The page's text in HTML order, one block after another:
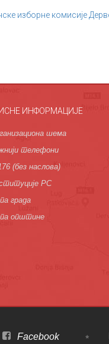
изборне комисије
ИНФОРМАЦИЈЕ
шема
телефони
(без наслова)
РС
града
општине
Facebook